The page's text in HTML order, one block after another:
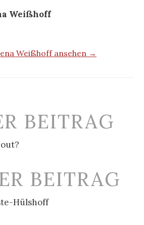
Weißhoff
Weißhoff ansehen →
BEITRAG
BEITRAG
Hülshoff